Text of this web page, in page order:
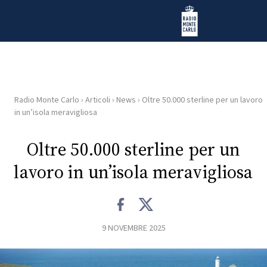
Radio Monte Carlo
HOME
RADIO
WEB
NEWS
Radio Monte Carlo › Articoli › News › Oltre 50.000 sterline per un lavoro
in un’isola meravigliosa
Oltre 50.000 sterline per un
lavoro in un’isola meravigliosa
9 NOVEMBRE 2025